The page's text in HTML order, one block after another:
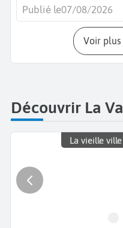
Publié le07/08/2026
Voir
Découvrir La
La vieille